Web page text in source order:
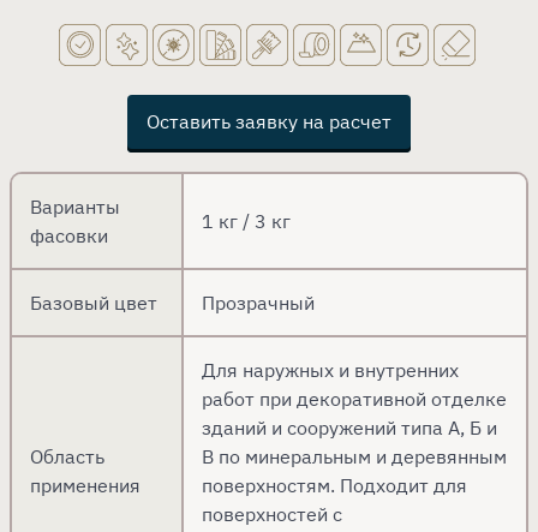
Оставить заявку на расчет
Варианты
фасовки
1 кг / 3 кг
Базовый цвет Прозрачный
Область
применения
Для наружных и внутренних
работ при декоративной отделке
зданий и сооружений типа А, Б и
В по минеральным и деревянным
поверхностям. Подходит для
поверхностей с